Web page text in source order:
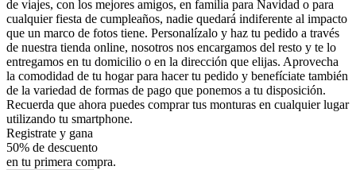
de viajes, con los mejores amigos, en familia para Navidad o para
cualquier fiesta de cumpleaños, nadie quedará indiferente al impacto
que un marco de fotos tiene. Personalízalo y haz tu pedido a través
de nuestra tienda online, nosotros nos encargamos del resto y te lo
entregamos en tu domicilio o en la dirección que elijas. Aprovecha
la comodidad de tu hogar para hacer tu pedido y benefíciate también
de la variedad de formas de pago que ponemos a tu disposición.
Recuerda que ahora puedes comprar tus monturas en cualquier lugar
utilizando tu smartphone.
Registrate y gana
50% de descuento
en tu primera compra.